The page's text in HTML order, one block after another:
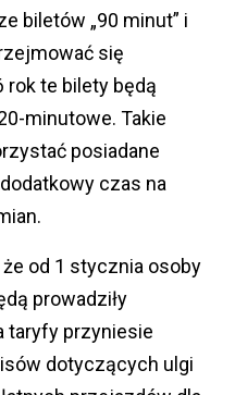
biletów „90 minut” i
się
rok te bilety będą
minutowe. Takie
posiadane
czas na
od 1 stycznia osoby
prowadziły
taryfy przyniesie
dotyczących ulgi